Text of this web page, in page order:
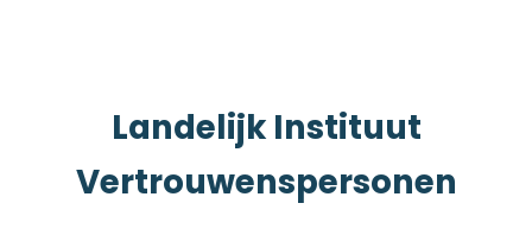
Landelijk Instituut
Vertrouwenspersonen